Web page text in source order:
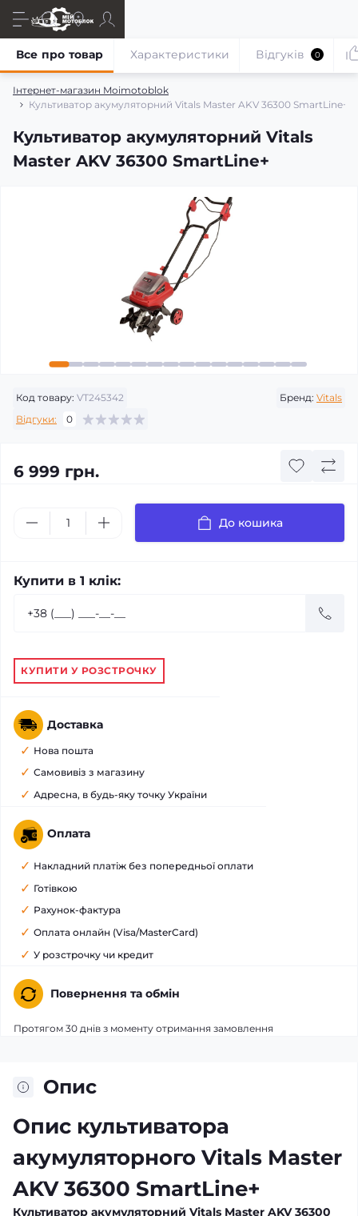
Інтернет-магазин Moimotoblok
Культиватор акумуляторний Vitals Master AKV 36300 SmartLine+
Культиватор акумуляторний Vitals
Master AKV 36300 SmartLine+
Все про товар Характеристики Відгуків 0
Код товару: VT245342 Бренд: Vitals
Відгуки:
0
6 999 грн.
До кошика
Купити в 1 клік:
КУПИТИ У РОЗСТРОЧКУ
Доставка
Нова пошта
Самовивіз з магазину
Адресна, в будь-яку точку України
Оплата
Накладний платіж без попередньої оплати
Готівкою
Рахунок-фактура
Оплата онлайн (Visa/MasterCard)
У розстрочку чи кредит
Повернення та обмін
Протягом 30 днів з моменту отримання замовлення
Опис
Опис культиватора
акумуляторного Vitals Master
AKV 36300 SmartLine+
Культиватор акумуляторний Vitals Master AKV 36300